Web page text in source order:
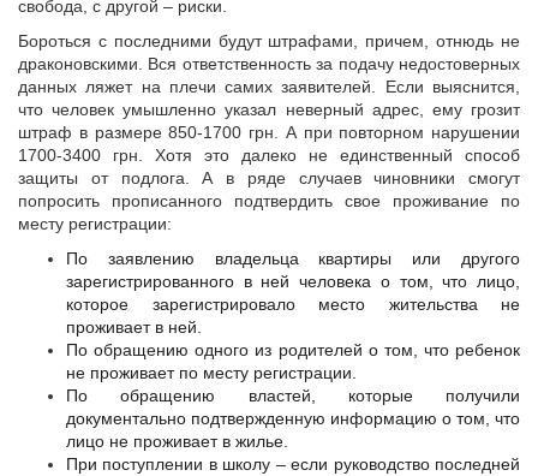
свобода, с другой – риски.
Бороться с последними будут штрафами, причем, отнюдь не
драконовскими. Вся ответственность за подачу недостоверных
данных ляжет на плечи самих заявителей. Если выяснится,
что человек умышленно указал неверный адрес, ему грозит
штраф в размере 850-1700 грн. А при повторном нарушении
1700-3400 грн. Хотя это далеко не единственный способ
защиты от подлога. А в ряде случаев чиновники смогут
попросить прописанного подтвердить свое проживание по
месту регистрации:
По заявлению владельца квартиры или другого
зарегистрированного в ней человека о том, что лицо,
которое зарегистрировало место жительства не
проживает в ней.
По обращению одного из родителей о том, что ребенок
не проживает по месту регистрации.
По обращению властей, которые получили
документально подтвержденную информацию о том, что
лицо не проживает в жилье.
При поступлении в школу – если руководство последней